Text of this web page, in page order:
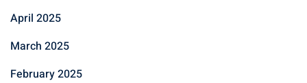
April 2025
March 2025
February 2025